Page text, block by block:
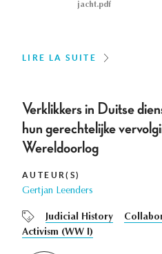
jacht.pdf
LIRE LA SUITE
Verklikkers in Duitse
hun gerechtelijke
Wereldoorlog
AUTEUR(S)
Gertjan Leenders
Judicial History
Activism (WW I)